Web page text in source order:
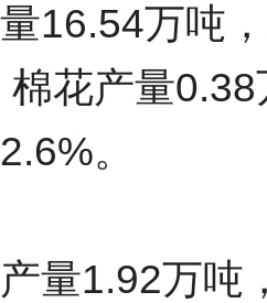
16.54万吨
花产量
。
量1.92万吨